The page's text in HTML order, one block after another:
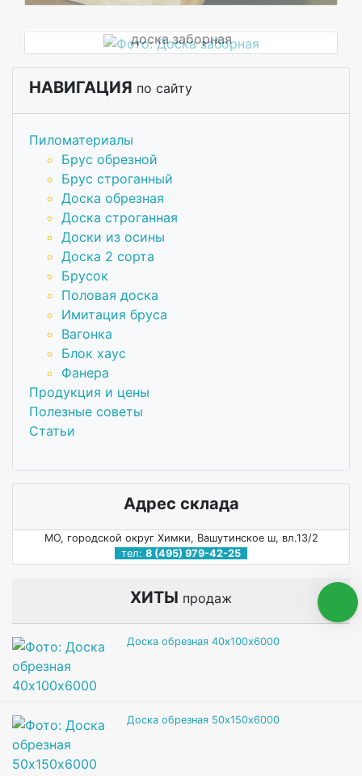
НАВИГАЦИЯ по сайту
Пиломатериалы
Брус обрезной
Брус строганный
Доска обрезная
Доска строганная
Доски из осины
Доска 2 сорта
Брусок
Половая доска
Имитация бруса
Вагонка
Блок хаус
Фанера
Продукция и цены
Полезные советы
Статьи
Адрес склада
МО, городской округ Химки, Вашутинское ш, вл.13/2
тел: 8 (495) 979-42-25
ХИТЫ продаж
Доска обрезная 40х100х6000
Доска обрезная 50х150х6000
доска заборная